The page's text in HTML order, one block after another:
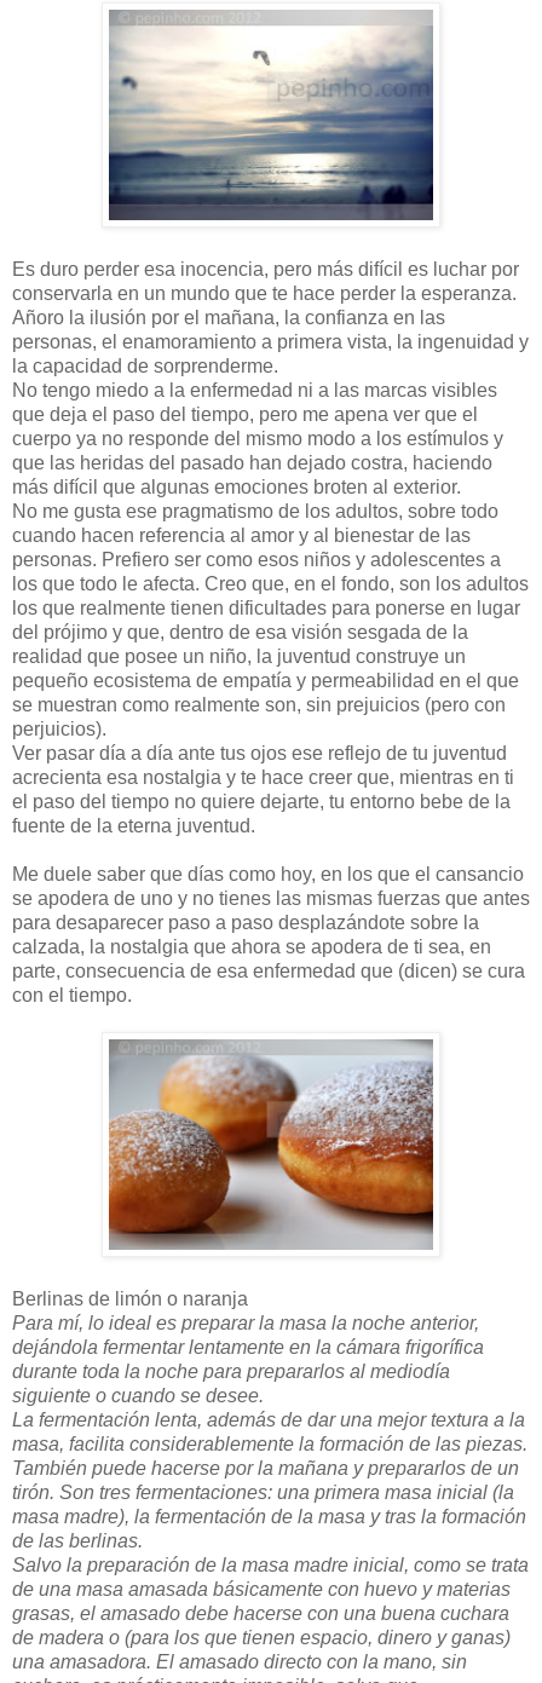
Es duro perder esa inocencia, pero más difícil es luchar por
conservarla en un mundo que te hace perder la esperanza.
Añoro la ilusión por el mañana, la confianza en las
personas, el enamoramiento a primera vista, la ingenuidad y
la capacidad de sorprenderme.
No tengo miedo a la enfermedad ni a las marcas visibles
que deja el paso del tiempo, pero me apena ver que el
cuerpo ya no responde del mismo modo a los estímulos y
que las heridas del pasado han dejado costra, haciendo
más difícil que algunas emociones broten al exterior.
No me gusta ese pragmatismo de los adultos, sobre todo
cuando hacen referencia al amor y al bienestar de las
personas. Prefiero ser como esos niños y adolescentes a
los que todo le afecta. Creo que, en el fondo, son los adultos
los que realmente tienen dificultades para ponerse en lugar
del prójimo y que, dentro de esa visión sesgada de la
realidad que posee un niño, la juventud construye un
pequeño ecosistema de empatía y permeabilidad en el que
se muestran como realmente son, sin prejuicios (pero con
perjuicios).
Ver pasar día a día ante tus ojos ese reflejo de tu juventud
acrecienta esa nostalgia y te hace creer que, mientras en ti
el paso del tiempo no quiere dejarte, tu entorno bebe de la
fuente de la eterna juventud.
Me duele saber que días como hoy, en los que el cansancio
se apodera de uno y no tienes las mismas fuerzas que antes
para desaparecer paso a paso desplazándote sobre la
calzada, la nostalgia que ahora se apodera de ti sea, en
parte, consecuencia de esa enfermedad que (dicen) se cura
con el tiempo.
Berlinas de limón o naranja
Para mí, lo ideal es preparar la masa la noche anterior,
dejándola fermentar lentamente en la cámara frigorífica
durante toda la noche para prepararlos al mediodía
siguiente o cuando se desee.
La fermentación lenta, además de dar una mejor textura a la
masa, facilita considerablemente la formación de las piezas.
También puede hacerse por la mañana y prepararlos de un
tirón. Son tres fermentaciones: una primera masa inicial (la
masa madre), la fermentación de la masa y tras la formación
de las berlinas.
Salvo la preparación de la masa madre inicial, como se trata
de una masa amasada básicamente con huevo y materias
grasas, el amasado debe hacerse con una buena cuchara
de madera o (para los que tienen espacio, dinero y ganas)
una amasadora. El amasado directo con la mano, sin